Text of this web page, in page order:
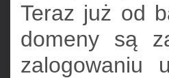
Teraz już od
domeny są
zalogowaniu